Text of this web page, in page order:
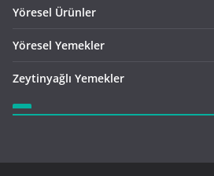
Yöresel Ürünler
Yöresel Yemekler
Zeytinyağlı Yemekler